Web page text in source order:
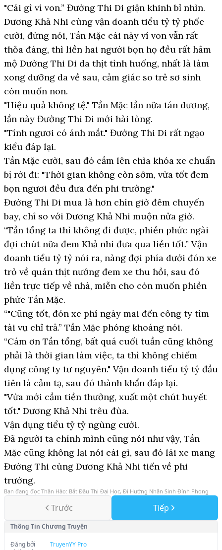
"Cái gì ví von.” Đường Thi Di giận khinh bỉ nhìn.
Dương Khả Nhi cùng vận doanh tiểu tỷ tỷ phốc
cười, đừng nói, Tần Mặc cái này ví von vẫn rất
thỏa đáng, thì liền hai người bọn họ đều rất hâm
mộ Dường Thi Di da thịt tình huống, nhất là làm
xong dưỡng da về sau, cảm giác so trẻ sơ sinh
còn muốn non.
"Hiệu quả không tệ." Tần Mặc lần nữa tán dương,
lần này Đường Thi Di mới hài lòng.
"Tính ngươi có ánh mắt." Đường Thi Di rất ngạo
kiểu đáp lại.
Tần Mặc cười, sau đó cầm lên chìa khóa xe chuẩn
bị rời đi: "Thời gian không còn sớm, vừa tốt đem
bọn ngươi đều đưa đến phi trường."
Đường Thi Di mua là hơn chín giờ đêm chuyến
bay, chỉ so với Dương Khả Nhi muộn nửa giờ.
“Tần tổng ta thì không đi được, phiền phức ngài
đợi chút nữa đem Khả nhi đưa qua liền tốt.” Vận
doanh tiểu tỷ tỷ nói ra, nàng đợi phía dưới đón xe
trỏ về quán thịt nướng đem xe thu hồi, sau đó
liền trực tiếp về nhà, miễn cho còn muốn phiền
phức Tần Mặc.
“"Cũng tốt, đón xe phí ngày mai đến công ty tìm
tài vụ chỉ trả.” Tần Mặc phóng khoáng nói.
“Cám ơn Tần tổng, bất quá cuối tuần cũng không
phải là thời gian làm việc, ta thì không chiếm
dụng công ty tư nguyên." Vận doanh tiểu tỷ tỷ đầu
tiên là cảm tạ, sau đó thành khẩn đáp lại.
"Vừa mới cầm tiền thưởng, xuất một chút huyết
tốt." Dương Khả Nhi trêu đùa.
Vận dụng tiểu tỷ tỷ ngùng cười.
Đã người ta chính mình cũng nói như vậy, Tần
Mặc cũng không lại nói cái gì, sau đó lái xe mang
Đường Thi cùng Dương Khả Nhi tiến về phi
trường.
Bạn đang đọc Thần Hào: Bắt Đầu Thi Đại Học, Đi Hướng Nhân Sinh Đỉnh Phong
Trước Tiếp
Thông Tin Chương Truyện
Đăng bởi
TruyenYY Pro